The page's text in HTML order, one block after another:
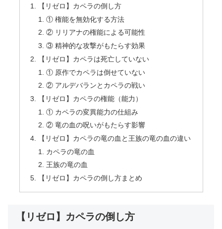
【リゼロ】カペラの倒し方
① 権能を無効化する方法
② リリアナの権能による可能性
③ 精神的な攻撃がもたらす効果
【リゼロ】カペラは死亡していない
① 原作でカペラは倒せていない
② アルデバランとカペラの戦い
【リゼロ】カペラの権能（能力）
① カペラの変異能力の仕組み
② 竜の血の呪いがもたらす影響
【リゼロ】カペラの竜の血と王族の竜の血の違い
カペラの竜の血
王族の竜の血
【リゼロ】カペラの倒し方まとめ
【リゼロ】カペラの倒し方